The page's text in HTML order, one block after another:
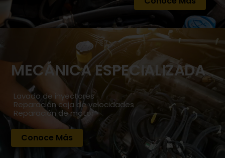
MECÁNICA ESPECIALIZADA
Lavado de inyectores
Reparación caja de velocidades
Reparación de motor
Conoce Más